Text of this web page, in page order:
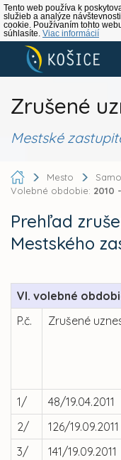
Tento web používa k
služieb a analýze
cookie. Používaním tohto
súhlasíte. Viac informácií
Zrušené
Mestské
Mesto
Volebné obdobie: 2010
Prehľad
Mestského
VI. volebné
P.č.
Zrušené
1/
48/19.04.2011
2/
126/19.09.2011
3/
141/19.09.2011